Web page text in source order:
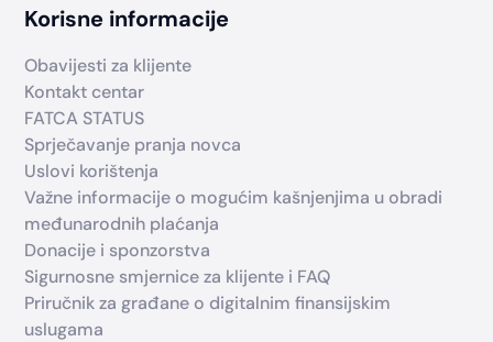
Korisne informacije
Obavijesti za klijente
Kontakt centar
FATCA STATUS
Sprječavanje pranja novca
Uslovi korištenja
Važne informacije o mogućim kašnjenjima u obradi
međunarodnih plaćanja
Donacije i sponzorstva
Sigurnosne smjernice za klijente i FAQ
Priručnik za građane o digitalnim finansijskim
uslugama